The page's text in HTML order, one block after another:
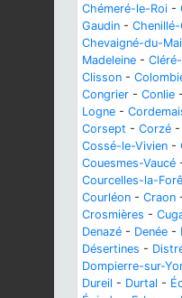
Chémeré-le-Roi -
Gaudin -
Chevaigné-du-
Madeleine -
Clisson -
Congrier - Conlie -
Logne -
Corsept - Corzé -
Cossé-le-Vivien -
Couesmes-Vaucé
Courcelles-la-
Courléon - Craon
Crosmières -
Denazé - Denée -
Désertines -
Dompierre-sur-
Dureil - Durtal -